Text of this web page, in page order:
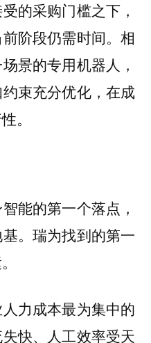
的采购门槛之下，
阶段仍需时间。相
景的专用机器人，
束充分优化，在成
。
能的第一个落点，
。瑞为找到的第一
力成本最为集中的
快、人工效率受天